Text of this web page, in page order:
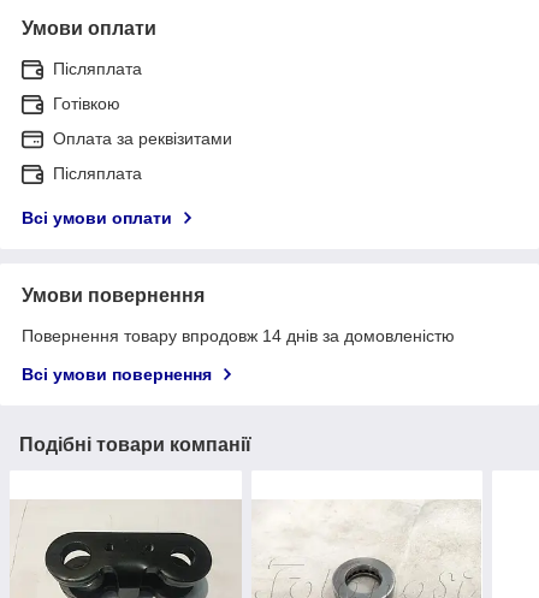
Умови оплати
Післяплата
Готівкою
Оплата за реквізитами
Післяплата
Всі умови оплати
Умови повернення
Повернення товару впродовж 14 днів за домовленістю
Всі умови повернення
Подібні товари компанії